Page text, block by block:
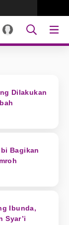
Dilakukan
Bagikan
Ibunda,
Syar’i